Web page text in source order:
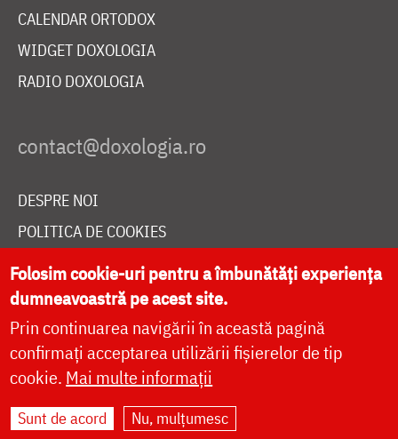
CALENDAR ORTODOX
WIDGET DOXOLOGIA
RADIO DOXOLOGIA
DESPRE NOI
POLITICA DE COOKIES
DONEAZĂ ONLINE PENTRU CATEDRALA NAȚIONALĂ
LIVE
Site dezvoltat deDOXOLOGIA MEDIA
Folosim cookie-uri pentru a îmbunătăți experiența
dumneavoastră pe acest site.
Prin continuarea navigării în această pagină
confirmați acceptarea utilizării fișierelor de tip
cookie. Mai multe informații
Sunt de acord Nu, mulțumesc